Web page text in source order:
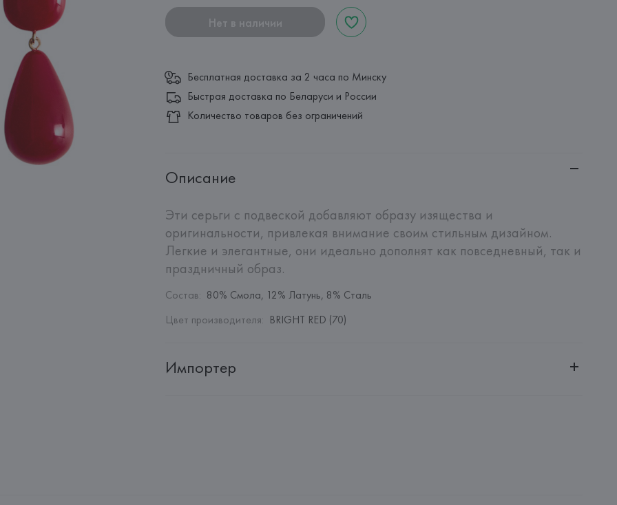
Нет в наличии
Бесплатная доставка за 2 часа по Минску
Быстрая доставка по Беларуси и России
Количество товаров без ограничений
Описание
Эти серьги с подвеской добавляют образу изящества и
оригинальности, привлекая внимание своим стильным дизайном.
Легкие и элегантные, они идеально дополнят как повседневный, так и
праздничный образ.
Состав: 80% Смола, 12% Латунь, 8% Сталь
Цвет производителя: BRIGHT RED (70)
Импортер